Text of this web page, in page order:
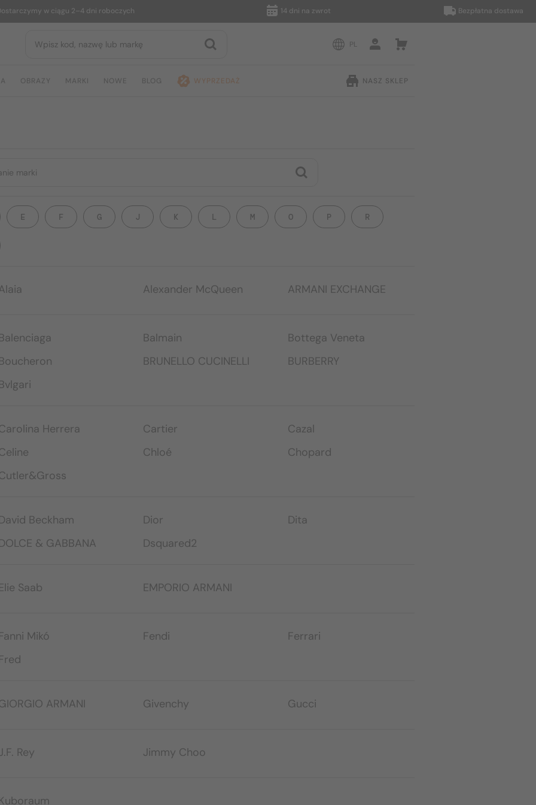
w ciągu 2–4 dni roboczych 14 dni na zwrot Bezpłatna dostawa
PL
OBRAZY MARKI NOWE BLOG WYPRZEDAŻ NASZ SKLEP
E F G J K L M O P R
Alexander McQueen ARMANI EXCHANGE
Balenciaga Balmain
Bottega Veneta
Boucheron
BRUNELLO CUCINELLI
BURBERRY
Bvlgari
Herrera Cartier
Cazal
Chloé
Chopard
David Beckham Dior
Dita
DOLCE & GABBANA
Dsquared2
Elie Saab EMPORIO ARMANI
Fanni Mikó Fendi
Ferrari
Fred
ARMANI Givenchy Gucci
Rey Jimmy Choo
Kuboraum